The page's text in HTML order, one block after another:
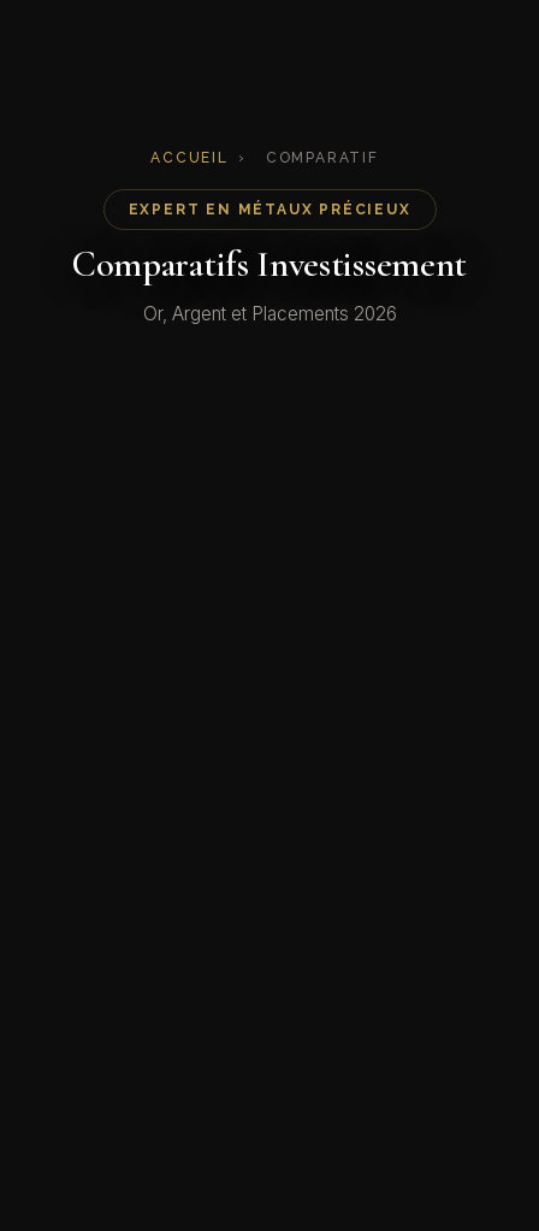
ACCUEIL › COMPARATIF
EXPERT EN MÉTAUX PRÉCIEUX
Comparatifs Investissement
Or, Argent et Placements 2026